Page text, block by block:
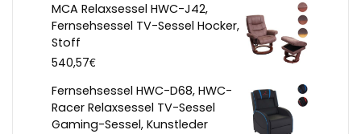
MCA Relaxsessel HWC-J42,
Fernsehsessel TV-Sessel Hocker,
Stoff
540,57€
Fernsehsessel HWC-D68, HWC-
Racer Relaxsessel TV-Sessel
Gaming-Sessel, Kunstleder